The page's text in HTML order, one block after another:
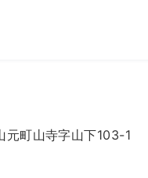
元町山寺字山下103-1